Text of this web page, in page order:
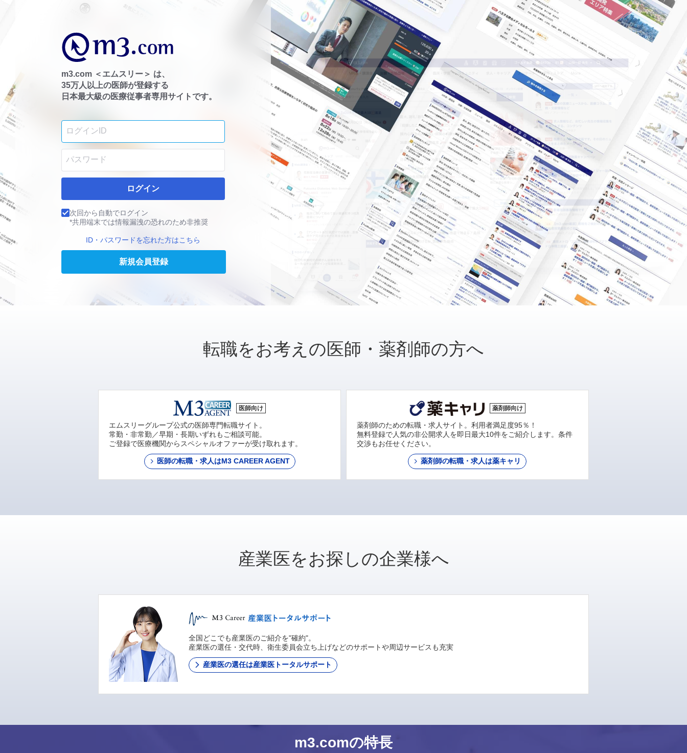
m3.comの特長
m3.com ＜エムスリー＞ は、
35万人以上の医師が登録する
日本最大級の医療従事者専用サイトです。
ログイン
次回から自動でログイン
*共用端末では情報漏洩の恐れのため非推奨
ID・パスワードを忘れた方はこちら
新規会員登録
転職をお考えの医師・薬剤師の方へ
医師向け
エムスリーグループ公式の医師専門転職サイト。
常勤・非常勤／早期・長期いずれもご相談可能。
ご登録で医療機関からスペシャルオファーが受け取れます。
医師の転職・求人はM3 CAREER AGENT
薬剤師向け
薬剤師のための転職・求人サイト。利用者満足度95％！
無料登録で人気の非公開求人を即日最大10件をご紹介します。条件
交渉もお任せください。
薬剤師の転職・求人は薬キャリ
産業医をお探しの企業様へ
全国どこでも産業医のご紹介を"確約"。
産業医の選任・交代時、衛生委員会立ち上げなどのサポートや周辺サービスも充実
産業医の選任は産業医トータルサポート